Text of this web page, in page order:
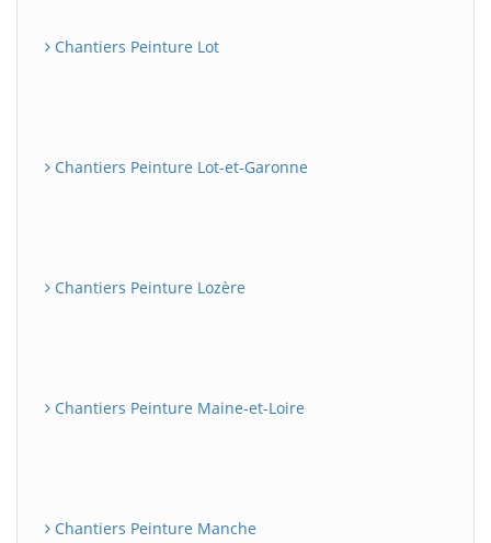
Chantiers Peinture Lot
Chantiers Peinture Lot-et-Garonne
Chantiers Peinture Lozère
Chantiers Peinture Maine-et-Loire
Chantiers Peinture Manche